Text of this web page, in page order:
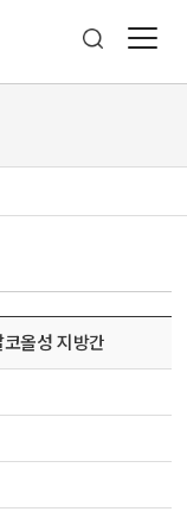
올성 지방간